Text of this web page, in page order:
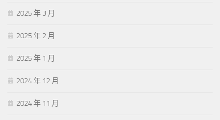
2025 年 3 月
2025 年 2 月
2025 年 1 月
2024 年 12 月
2024 年 11 月